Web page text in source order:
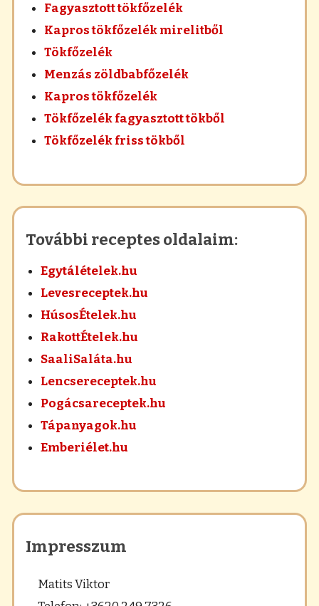
Fagyasztott tökfőzelék
Kapros tökfőzelék mirelitből
Tökfőzelék
Menzás zöldbabfőzelék
Kapros tökfőzelék
Tökfőzelék fagyasztott tökből
Tökfőzelék friss tökből
További receptes oldalaim:
Egytálételek.hu
Levesreceptek.hu
HúsosÉtelek.hu
RakottÉtelek.hu
SaaliSaláta.hu
Lencsereceptek.hu
Pogácsareceptek.hu
Tápanyagok.hu
Emberiélet.hu
Impresszum
Matits Viktor